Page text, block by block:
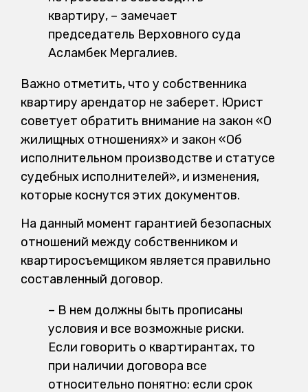
квартиру, – замечает
председатель Верховного суда
Асламбек Мергалиев.
Важно отметить, что у собственника
квартиру арендатор не заберет. Юрист
советует обратить внимание на закон «О
жилищных отношениях» и закон «Об
исполнительном производстве и статусе
судебных исполнителей», и изменения,
которые коснутся этих документов.
На данный момент гарантией безопасных
отношений между собственником и
квартиросъемщиком является правильно
составленный договор.
– В нем должны быть прописаны
условия и все возможные риски.
Если говорить о квартирантах, то
при наличии договора все
относительно понятно: если срок